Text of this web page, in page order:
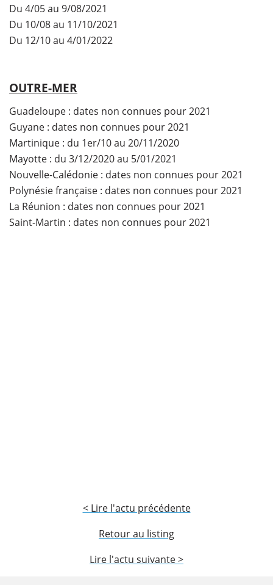
Du 4/05 au 9/08/2021
Du 10/08 au 11/10/2021
Du 12/10 au 4/01/2022
OUTRE-MER
Guadeloupe ​: dates non connues pour 2021
Guyane : dates non connues pour 2021
Martinique : du 1er/10 au 20/11/2020
Mayotte : du 3/12/2020 au 5/01/2021
Nouvelle-Calédonie : dates non connues pour 2021
Polynésie française : dates non connues pour 2021
La Réunion : dates non connues pour 2021
Saint-Martin : dates non connues pour 2021
< Lire l'actu précédente
Retour au listing
Lire l'actu suivante >